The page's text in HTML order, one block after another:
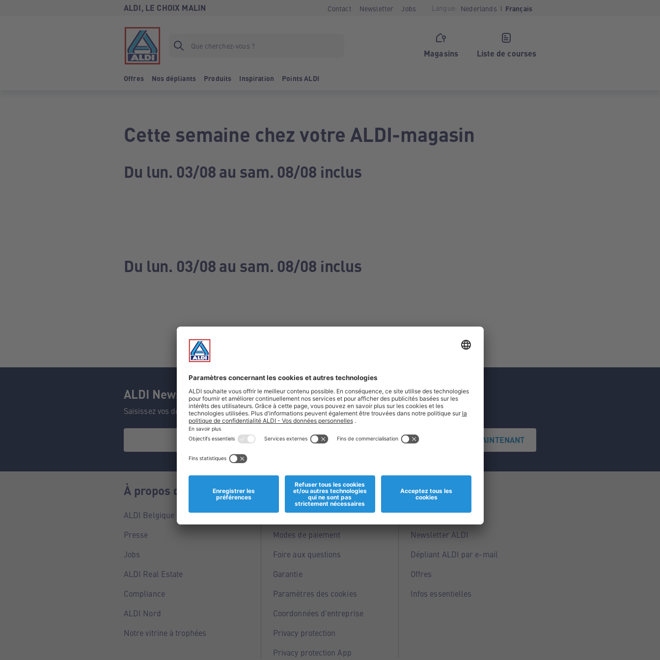
ALDI, LE CHOIX MALIN Contact Newsletter Jobs Langue: Nederlands Français
Magasins Liste de courses
Offres Nos dépliants Produits Inspiration Points ALDI
Cette semaine chez votre ALDI-magasin
Du lun. 03/08 au sam. 08/08 inclus
Du lun. 03/08 au sam. 08/08 inclus
ALDI Newsletter
Saisissez vos données et ne manquez aucune de nos offres.
S'INSCRIRE MAINTENANT
À propos de nous
ALDI Belgique
Presse
Jobs
ALDI Real Estate
Compliance
ALDI Nord
Notre vitrine à trophées
Informations
Magasins
Modes de paiement
Foire aux questions
Garantie
Paramètres des cookies
Coordonnées d'entreprise
Privacy protection
Privacy protection App
Service
Points ALDI
Newsletter ALDI
Dépliant ALDI par e-mail
Offres
Infos essentielles